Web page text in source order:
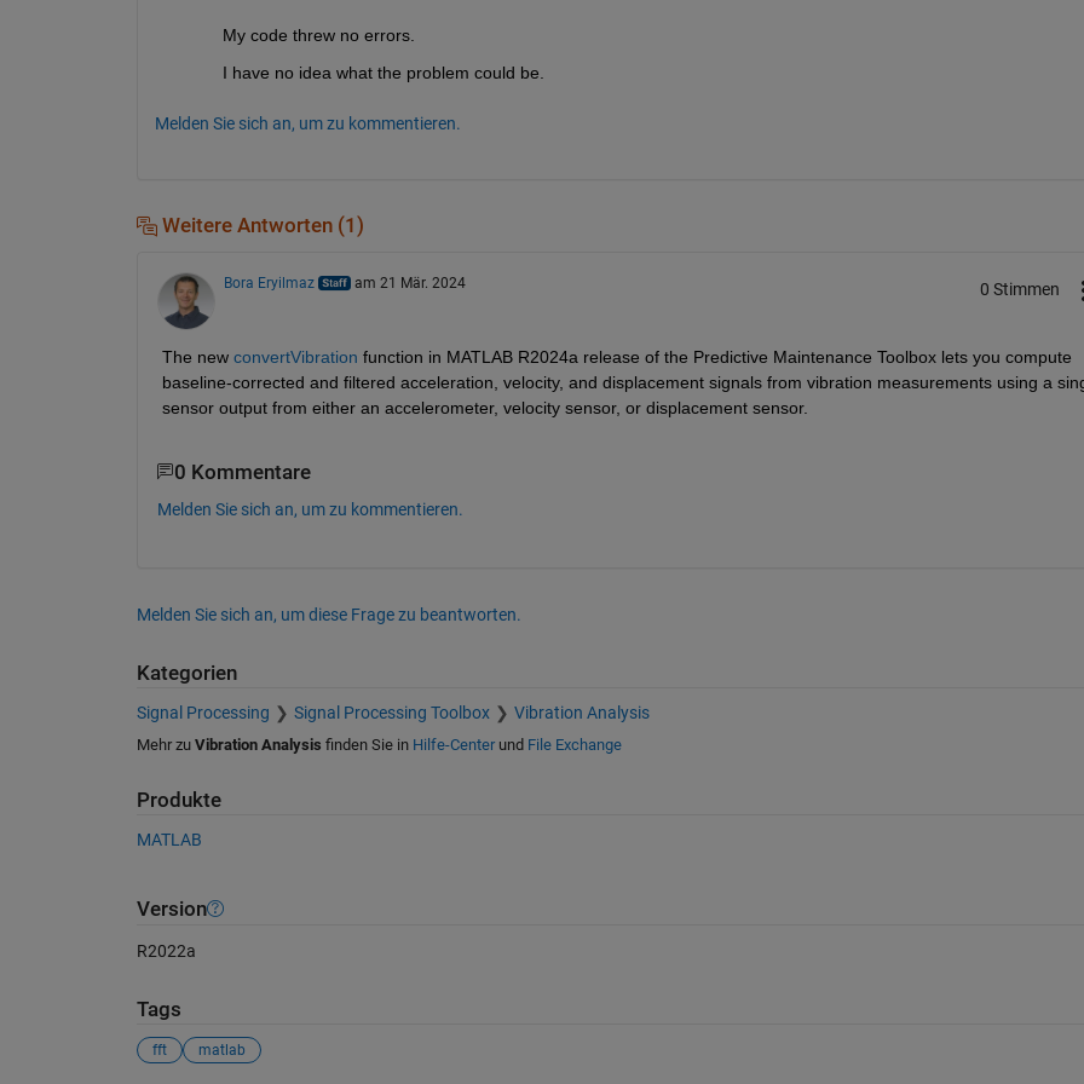
My code threw no errors.
I have no idea what the problem could be.
Melden Sie sich an, um zu kommentieren.
Weitere Antworten (1)
Bora Eryilmaz am 21 Mär. 2024 0 Stimmen
The new convertVibration function in MATLAB R2024a release of the Predictive Maintenance Toolbox lets you compute
baseline-corrected and filtered acceleration, velocity, and displacement signals from vibration measurements using a
sensor output from either an accelerometer, velocity sensor, or displacement sensor.
0 Kommentare
Melden Sie sich an, um zu kommentieren.
Melden Sie sich an, um diese Frage zu beantworten.
Kategorien
Signal Processing Signal Processing Toolbox Vibration Analysis
Mehr zu Vibration Analysis finden Sie in Hilfe-Centerund File Exchange
Produkte
MATLAB
Version
R2022a
Tags
fft matlab